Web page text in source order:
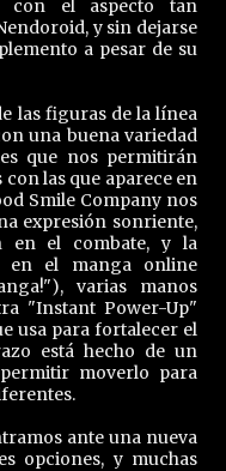
con el aspecto tan
y sin dejarse
a pesar de su
las figuras de la línea
una buena variedad
que nos permitirán
las que aparece en
Smile Company nos
expresión sonriente,
en el combate, y la
en el manga online
varias manos
"Instant Power-Up"
usa para fortalecer el
está hecho de un
moverlo para
ante una nueva
opciones, y muchas